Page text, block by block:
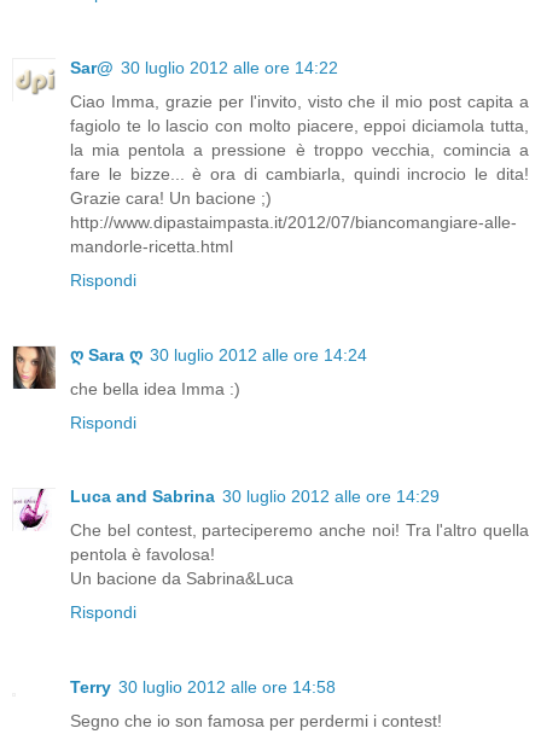
Sar@ 30 luglio 2012 alle ore 14:22
Ciao Imma, grazie per l'invito, visto che il mio post capita a
fagiolo te lo lascio con molto piacere, eppoi diciamola tutta,
la mia pentola a pressione è troppo vecchia, comincia a
fare le bizze... è ora di cambiarla, quindi incrocio le dita!
Grazie cara! Un bacione ;)
http://www.dipastaimpasta.it/2012/07/biancomangiare-alle-
mandorle-ricetta.html
Rispondi
ღ Sara ღ 30 luglio 2012 alle ore 14:24
che bella idea Imma :)
Rispondi
Luca and Sabrina 30 luglio 2012 alle ore 14:29
Che bel contest, parteciperemo anche noi! Tra l'altro quella
pentola è favolosa!
Un bacione da Sabrina&Luca
Rispondi
Terry 30 luglio 2012 alle ore 14:58
Segno che io son famosa per perdermi i contest!